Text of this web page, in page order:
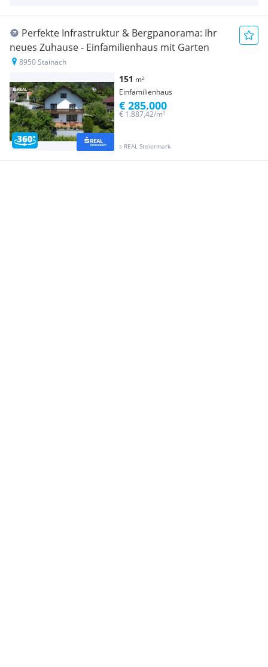
Perfekte Infrastruktur & Bergpanorama: Ihr
neues Zuhause - Einfamilienhaus mit Garten
8950 Stainach
151 m²
Einfamilienhaus
s REAL Steiermark
€ 1.887,42/m²
€ 285.000